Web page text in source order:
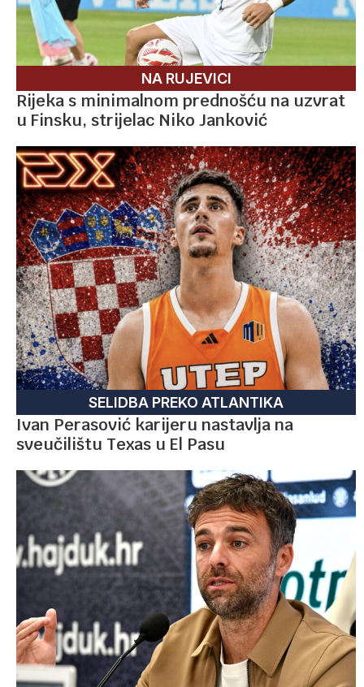
NA RUJEVICI
Rijeka s minimalnom prednošću na uzvrat
u Finsku, strijelac Niko Janković
SELIDBA PREKO ATLANTIKA
Ivan Perasović karijeru nastavlja na
sveučilištu Texas u El Pasu